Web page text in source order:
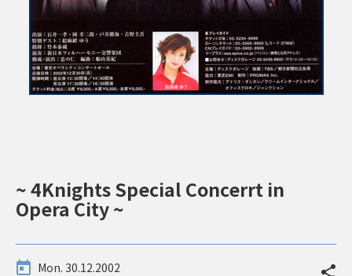
~ 4Knights Special Concerrt in
Opera City ~
Mon. 30.12.2002